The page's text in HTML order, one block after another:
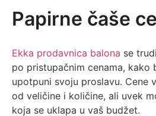
Papirne čaše
Ekka prodavnica balona se
po pristupačnim cenama, kako
upotpuni svoju proslavu. Cene
od veličine i količine, ali uvek
koja se uklapa u vaš budžet.